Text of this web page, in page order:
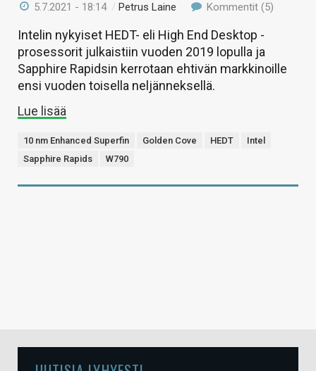
HAKU
5.7.2021 - 18:14 /Petrus Laine Kommentit (5)
Intelin nykyiset HEDT- eli High End Desktop -
prosessorit julkaistiin vuoden 2019 lopulla ja
Sapphire Rapidsin kerrotaan ehtivän markkinoille
ensi vuoden toisella neljänneksellä.
Lue lisää
10 nm Enhanced Superfin Golden Cove HEDT
Intel
Sapphire Rapids
W790